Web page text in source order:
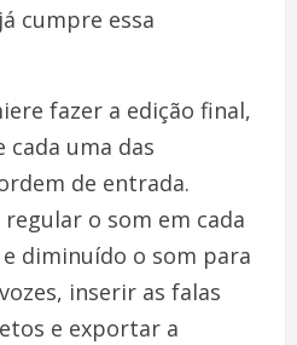
cumpre essa
fazer a edição final,
uma das
de entrada.
o som em cada
diminuído o som para
inserir as falas
e exportar a